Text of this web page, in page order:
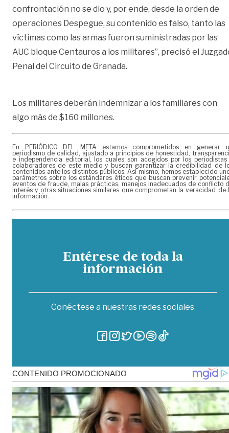
confrontación no se dio y, por ende, desde la orden de
operaciones Despegue, su contenido es falso, tanto las
víctimas como las armas fueron suministradas por las
AUC bloque Centauros a los militares”, precisó el
Penal del Circuito de Granada.
Los militares deberán indemnizar a los familiares con
algo más de $160 millones.
En PERIÓDICO DEL META estamos comprometidos en generar
periodismo de calidad, ajustado a principios de honestidad,
e independencia editorial, los cuales son acogidos por los periodistas
colaboradores de este medio y buscan garantizar la credibilidad de
contenidos ante los distintos públicos. Así mismo, hemos establecido
parámetros sobre los estándares éticos que buscan prevenir
eventos de fraude, malas prácticas, manejos inadecuados de conflicto
interés y otras situaciones similares que comprometan la veracidad de
información.
Entérese de toda la
información
Conéctese a nuestras redes sociales